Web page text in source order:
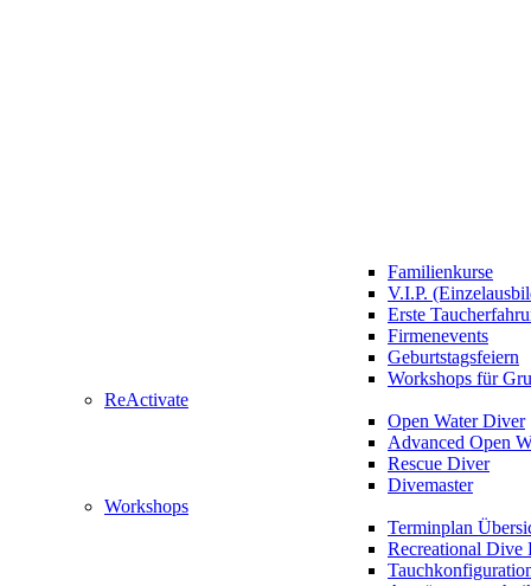
Familienkurse
V.I.P.
Erste
Firmenevents
Geburtstagsfeiern
Workshops für
ReActivate
Open Water Diver
Advanced Open
Rescue Diver
Divemaster
Workshops
Terminplan
Recreational Dive